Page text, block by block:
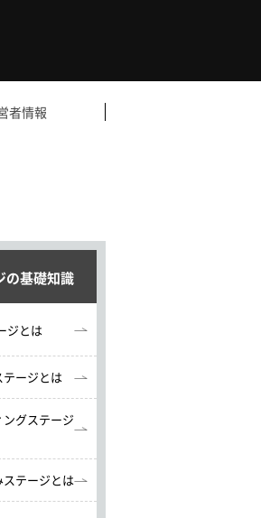
者情報
の基礎知識
ジとは
テージとは
ングステージ
テージとは